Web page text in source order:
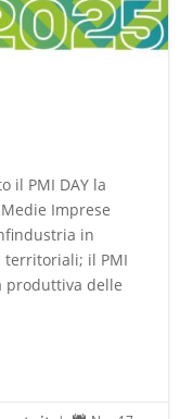
il PMI DAY la
Imprese
in
territoriali; il PMI
produttiva delle